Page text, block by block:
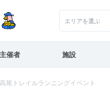
エリアを選ぶ
主催者 施設
高尾トレイルランニングイベント